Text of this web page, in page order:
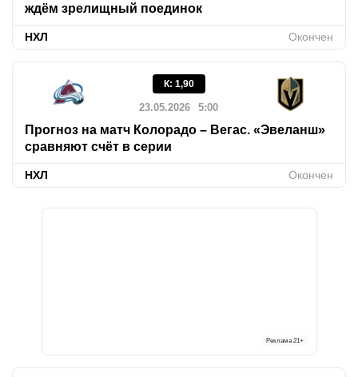
ждём зрелищный поединок
НХЛ Окончен
К: 1,90
23.05.2026 5:00
Прогноз на матч Колорадо – Вегас. «Эвеланш»
сравняют счёт в серии
НХЛ Окончен
Реклама 21+